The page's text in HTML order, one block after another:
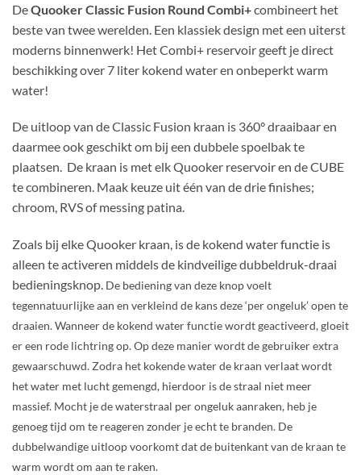
DeQuooker Classic Fusion Round Combi+combineert het
beste van twee werelden. Een klassiek design met een uiterst
moderns binnenwerk! Het Combi+ reservoirgeeft je direct
beschikking over 7 liter kokend water en onbeperkt warm
water!
De uitloop van de Classic Fusion kraan is 360° draaibaar en
daarmee ook geschikt om bij een dubbele spoelbak te
plaatsen. De kraan is met elk Quooker reservoir en de CUBE
te combineren. Maak keuze uit één van de drie finishes;
chroom, RVS of messing patina.
Zoals bij elke Quooker kraan, is de kokend water functie is
alleen te activeren middels de kindveilige dubbeldruk-draai
bedieningsknop. De bediening van deze knop voelt
tegennatuurlijke aan en verkleind de kans deze ‘per ongeluk’ open te
draaien. Wanneer de kokend water functie wordt geactiveerd, gloeit
er een rode lichtring op. Op deze manier wordt de gebruiker extra
gewaarschuwd. Zodra het kokende water de kraan verlaat wordt
het water met lucht gemengd, hierdoor is de straal niet meer
massief. Mocht je de waterstraal per ongeluk aanraken, heb je
genoeg tijd om te reageren zonder je echt te branden. De
dubbelwandige uitloop voorkomt dat de buitenkant van de kraan te
warm wordt om aan te raken.